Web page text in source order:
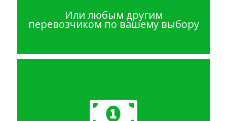
Или любым другим
перевозчиком по вашему выбору